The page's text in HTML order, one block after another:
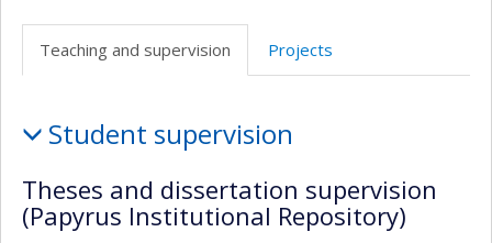
Teaching and supervision Projects
and
supervision
Student supervision
Theses and dissertation supervision
(Papyrus Institutional Repository)